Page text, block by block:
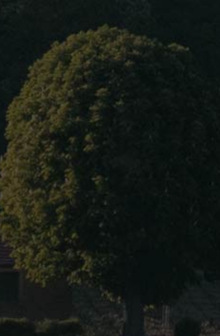
About Us
Our wines
Blog
Contact Us
Language
MALLARD Michel
Ladoix Serrigny
Surface : 14 hectares
Red Wines :
Chorey Les Beaune
Ladoix Le Clos Royer
Aloxe Corton 1er Cru Les Valozières
Aloxe Corton 1er Cru Toppe Au Vert
Ladoix 1er Cru La Corvée
Savigny-Les-Beaune 1er Cru Les
Serpentières
Corton Grand Cru Le Rognet
Corton Grand Cru Les Maréchaudes
Corton Grand Cru Les Renardes